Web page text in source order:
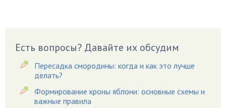
Вишня
Вредители
Гардения
Гацания
Гвоздики
Есть вопросы? Давайте их обсудим
Пересадка смородины: когда и как это лучше
делать?
Формирование кроны яблони: основные схемы и
важные правила